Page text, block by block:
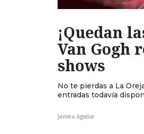
¡Quedan
Van Gogh
shows
No te pierdas a La
entradas todavía
Javiera Aguilar